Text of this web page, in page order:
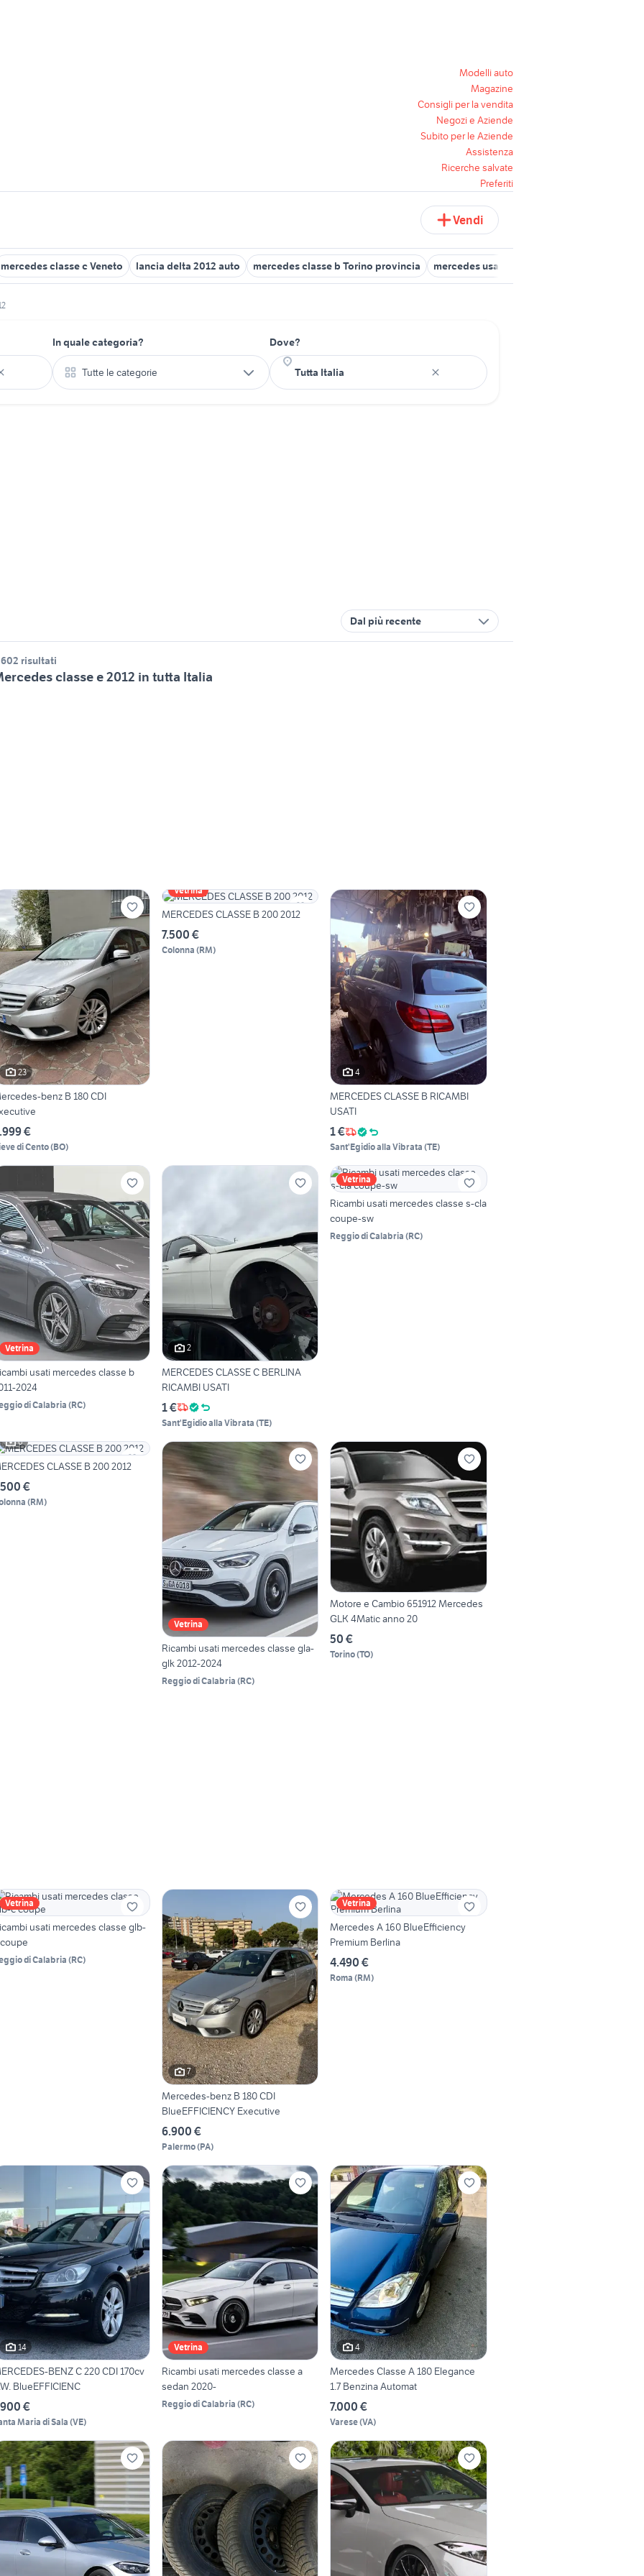
Modelli auto
Magazine
Consigli per la vendita
Negozi e Aziende
Subito per le Aziende
Assistenza
Ricerche salvate
Preferiti
Vendi
mercedes classe c Veneto lancia delta 2012 auto mercedes classe b Torino provincia mercedes usate torino
In quale categoria?
Tutte le categorie
Dove?
Dal più recente
risultati
classe e 2012 in tutta Italia
23
benz B 180 CDI
€
di Cento(BO)
Vetrina
MERCEDES CLASSE B 200 2012
7.500 €
Colonna (RM)
4
MERCEDES CLASSE B RICAMBI
USATI
1 €
Sant'Egidio alla Vibrata (TE)
Vetrina
usati mercedes classe b
2024
di Calabria (RC)
2
MERCEDES CLASSE C BERLINA
RICAMBI USATI
1 €
Sant'Egidio alla Vibrata (TE)
Vetrina
Ricambi usati mercedes classe s-cla
coupe-sw
Reggio di Calabria (RC)
6
MERCEDES CLASSE B 200 2012
€
(RM)
Vetrina
Ricambi usati mercedes classe gla-
glk 2012-2024
Reggio di Calabria (RC)
Motore e Cambio 651912 Mercedes
GLK 4Matic anno 20
50 €
Torino(TO)
Vetrina
usati mercedes classe glb-
di Calabria (RC)
7
Mercedes-benz B 180 CDI
BlueEFFICIENCY Executive
6.900 €
Palermo(PA)
Vetrina
Mercedes A 160 BlueEfficiency
Premium Berlina
4.490 €
Roma (RM)
14
BENZ C 220 CDI 170cv
BlueEFFICIENC
€
Maria di Sala (VE)
Vetrina
Ricambi usati mercedes classe a
sedan 2020-
Reggio di Calabria (RC)
4
Mercedes Classe A 180 Elegance
1.7 Benzina Automat
7.000 €
Varese(VA)